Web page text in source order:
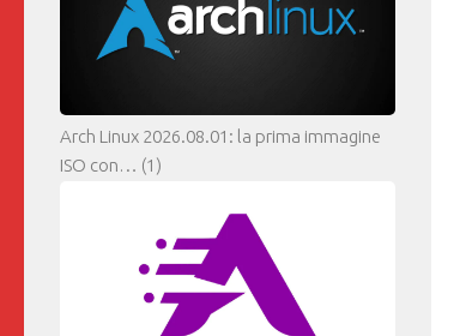
Arch Linux 2026.08.01: la prima immagine
ISO con… (1)